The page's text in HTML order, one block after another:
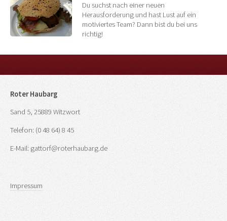
Du suchst nach einer neuen
Herausforderung und hast Lust auf ein
motiviertes Team? Dann bist du bei uns
richtig!
Roter Haubarg
Sand 5, 25889 Witzwort
Telefon: (0 48 64) 8 45
E-Mail: gattorf@roterhaubarg.de
Impressum